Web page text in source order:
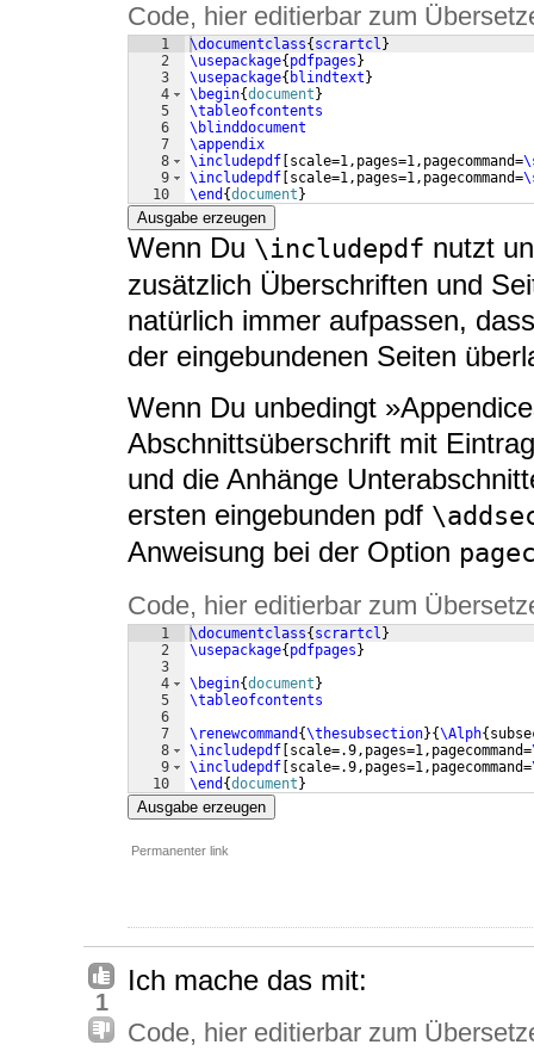
Code, hier editierbar zum
1
2
3
4
5
6
7
8
9
10
\documentclass{ scrartcl }
\usepackage{ pdfpages }
\usepackage{ blindtext }
\begin{document }
\tableofcontents
\blinddocument
\appendix
\includepdf scale=1,pages=1,pagecommand=
\includepdf scale=1,pages=1,pagecommand=
\end {document }
Ausgabe erzeugen
Wenn Du \includepdf nutzt
zusätzlich Überschriften und
natürlich immer aufpassen,
der eingebundenen Seiten
Wenn Du unbedingt
Abschnittsüberschrift mit
und die Anhänge
ersten eingebunden pdf
Anweisung bei der Option
Code, hier editierbar zum
1
2
3
4
5
6
7
8
9
10
\documentclass{ scrartcl }
\usepackage{ pdfpages }
\begin{document }
\tableofcontents
\renewcommand {\thesubsection}{\Alph{
\includepdf scale=.9,pages=1,pagecommand=
\includepdf scale=.9,pages=1,pagecommand=
\end {document }
Ausgabe erzeugen
Permanenter link
1
Ich mache das mit:
Code, hier editierbar zum